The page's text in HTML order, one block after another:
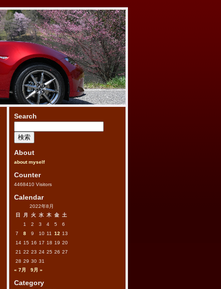
Search
索:
About
about myself
Counter
4468410 Visitors
Calendar
2022年8月
日
月 火 水 木 金
土
1
2 3 4 5
6
7
8 9 10 11 12 13
14 15 16 17 18 19 20
21 22 23 24 25 26 27
28 29 30 31
« 7月
9月 »
Category